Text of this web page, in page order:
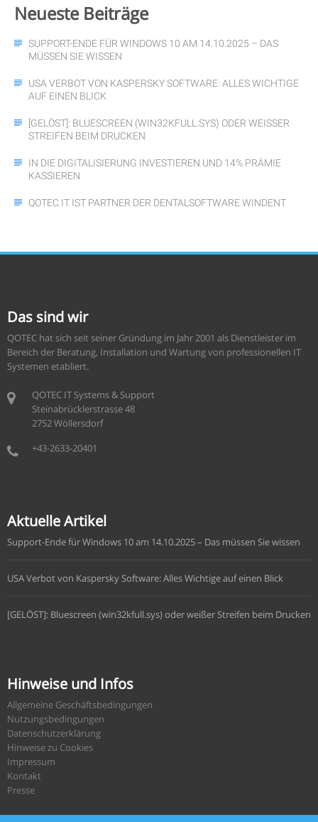
Neueste Beiträge
SUPPORT-ENDE FÜR WINDOWS 10 AM 14.10.2025 – DAS
MÜSSEN SIE WISSEN
USA VERBOT VON KASPERSKY SOFTWARE: ALLES WICHTIGE
AUF EINEN BLICK
[GELÖST]: BLUESCREEN (WIN32KFULL.SYS) ODER WEISSER S
TREIFEN BEIM DRUCKEN
IN DIE DIGITALISIERUNG INVESTIEREN UND 14% PRÄMIE
KASSIEREN
QOTEC IT IST PARTNER DER DENTALSOFTWARE WINDENT
Das sind wir
QOTEC hat sich seit seiner Gründung im Jahr 2001 als Dienstleister im
Bereich der Beratung, Installation und Wartung von professionellen IT
Systemen etabliert.
QOTEC IT Systems & Support
Steinabrücklerstrasse 48
2752 Wöllersdorf
+43-2633-20401
Aktuelle Artikel
Support-Ende für Windows 10 am 14.10.2025 – Das müssen Sie wissen
USA Verbot von Kaspersky Software: Alles Wichtige auf einen Blick
[GELÖST]: Bluescreen (win32kfull.sys) oder weißer Streifen beim Drucken
Hinweise und Infos
Allgemeine Geschäftsbedingungen
Nutzungsbedingungen
Datenschutzerklärung
Hinweise zu Cookies
Impressum
Kontakt
Presse